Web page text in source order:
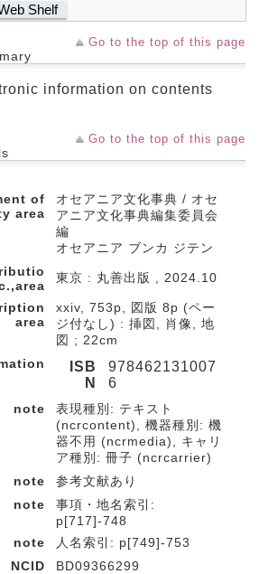
Shelf
Go to the top of this page
information on contents
Go to the top of this page
of
area
オセアニア文化事典 / オセ
アニア文化事典編集委員会
編
オセアニア ブンカ ジテン
東京 : 丸善出版 , 2024.10
area
xxiv, 753p, 図版 8p (ペー
ジ付なし) : 挿図, 肖像, 地
図 ; 22cm
ISB
N
978462131007
6
note
表現種別: テキスト
(ncrcontent), 機器種別: 機
器不用 (ncrmedia), キャリ
ア種別: 冊子 (ncrcarrier)
note
参考文献あり
note
事項・地名索引:
p[717]-748
note
人名索引: p[749]-753
NCID
BD09366299